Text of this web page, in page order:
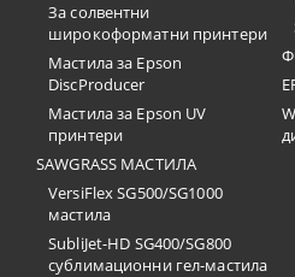
За солвентни
широкоформатни принтери
Мастила за Epson
DiscProducer
Мастила за Epson UV
принтери
SAWGRASS МАСТИЛА
VersiFlex SG500/SG1000
мастила
SubliJet-HD SG400/SG800
сублимационни гел-мастила